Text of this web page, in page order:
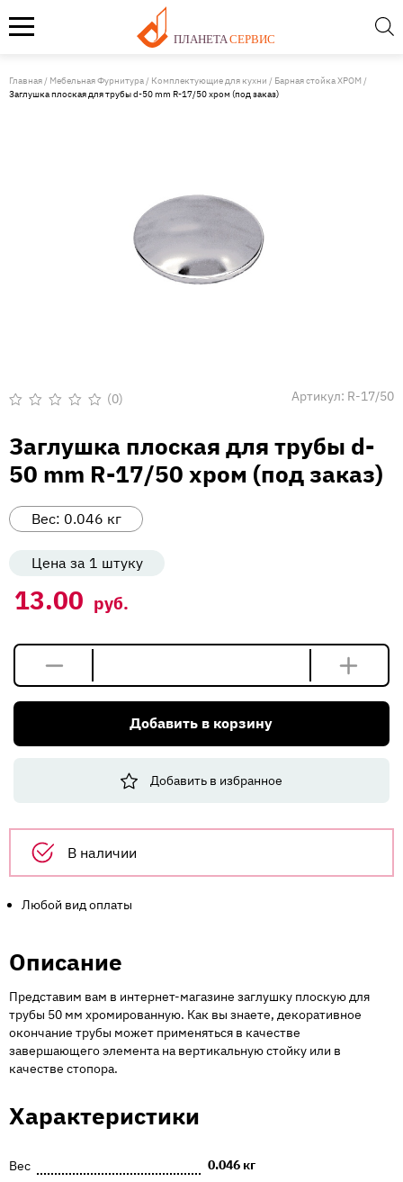
to
content
ПЛАНЕТАСЕРВИС
Мебель ТМК. Собственное производство
Вакансии
Напишите нам
Поиск
товаров
Главная / Мебельная Фурнитура / Комплектующие для кухни / Барная стойка ХРОМ /
Заглушка плоская для трубы d-50 mm R-17/50 хром (под заказ)
Артикул: R-17/50
из
5
(0)
Заглушка плоская для трубы d-
50 mm R-17/50 хром (под заказ)
Вес: 0.046 кг
Цена за 1 штуку
13.00 руб.
товара
Заглушка
для
R-
17/50
заказ)
Добавить в корзину
Добавить в избранное
В наличии
Любой вид оплаты
Описание
Представим вам в интернет-магазине заглушку плоскую для
трубы 50 мм хромированную. Как вы знаете, декоративное
окончание трубы может применяться в качестве
завершающего элемента на вертикальную стойку или в
качестве стопора.
Характеристики
Вес
0.046 кг